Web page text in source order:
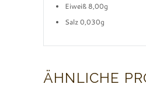
Eiweiß 8,00g
Salz 0,030g
ÄHNLICHE